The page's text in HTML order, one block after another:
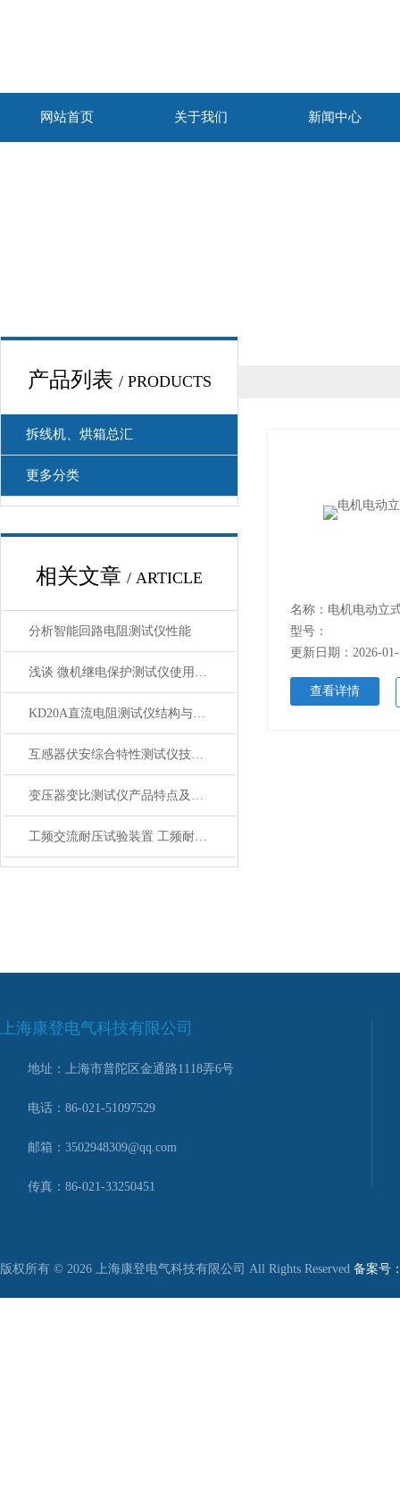
网站首页 关于我们 新闻中心
产品列表 / PRODUCTS
拆线机、烘箱总汇
更多分类
相关文章 / ARTICLE
分析智能回路电阻测试仪性能
浅谈 微机继电保护测试仪使用注意事项
KD20A直流电阻测试仪结构与使用方法
互感器伏安综合特性测试仪技术参数
变压器变比测试仪产品特点及相关参数
工频交流耐压试验装置 工频耐压试验装置 工频耐压成套试验装置
名称：电机电动立
型号：
更新日期：2026-
查看详情
上海康登电气科技有限公司
地址：上海市普陀区金通路1118弄6号
电话：86-021-51097529
邮箱：3502948309@qq.com
传真：86-021-33250451
版权所有 © 2026 上海康登电气科技有限公司 All Rights Reserved 备案号